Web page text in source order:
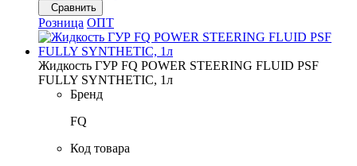
Сравнить
Розница ОПТ
Жидкость ГУР FQ POWER STEERING FLUID PSF
FULLY SYNTHETIC, 1л
Бренд
FQ
Код товара